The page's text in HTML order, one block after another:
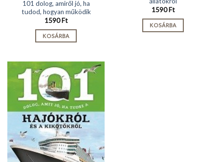
101 dolog, amiről jó, ha
tudod, hogyan működik
1590Ft
KOSÁRBA
1590Ft
KOSÁRBA